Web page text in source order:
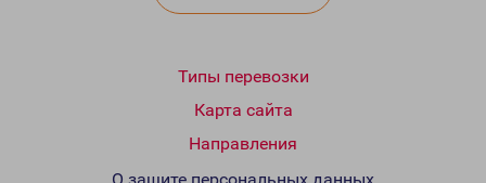
Типы перевозки
Карта сайта
Направления